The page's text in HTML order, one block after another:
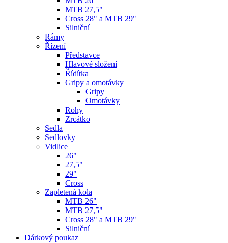
MTB 27,5"
Cross 28" a MTB 29"
Silniční
Rámy
Řízení
Představce
Hlavové složení
Řídítka
Gripy a omotávky
Gripy
Omotávky
Rohy
Zrcátko
Sedla
Sedlovky
Vidlice
26"
27,5"
29"
Cross
Zapletená kola
MTB 26"
MTB 27,5"
Cross 28" a MTB 29"
Silniční
Dárkový poukaz